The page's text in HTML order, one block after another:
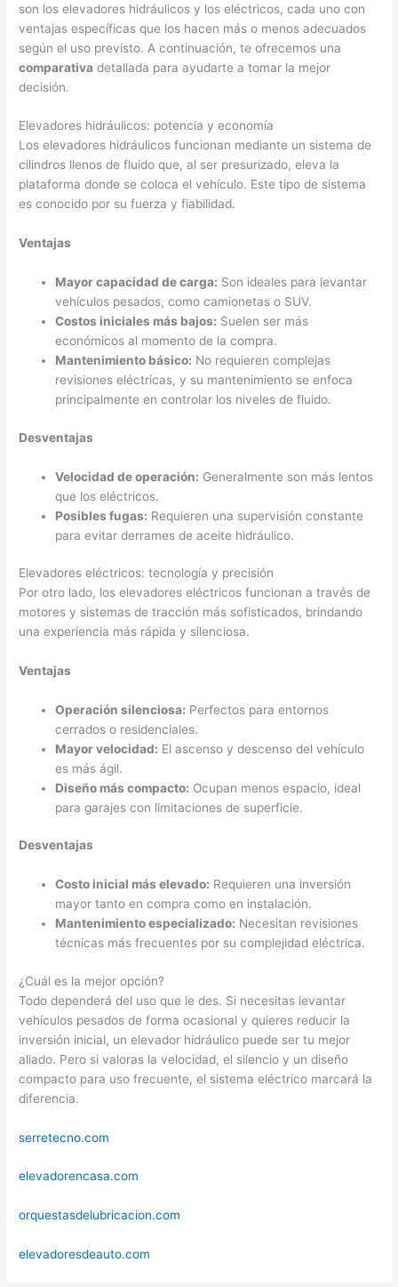
son los elevadores hidráulicos y los eléctricos, cada uno con
ventajas específicas que los hacen más o menos adecuados
según el uso previsto. A continuación, te ofrecemos una
comparativa detallada para ayudarte a tomar la mejor
decisión.
Elevadores hidráulicos: potencia y economía
Los elevadores hidráulicos funcionan mediante un sistema de
cilindros llenos de fluido que, al ser presurizado, eleva la
plataforma donde se coloca el vehículo. Este tipo de sistema
es conocido por su fuerza y fiabilidad.
Ventajas
Mayor capacidad de carga: Son ideales para levantar
vehículos pesados, como camionetas o SUV.
Costos iniciales más bajos: Suelen ser más
económicos al momento de la compra.
Mantenimiento básico: No requieren complejas
revisiones eléctricas, y su mantenimiento se enfoca
principalmente en controlar los niveles de fluido.
Desventajas
Velocidad de operación: Generalmente son más lentos
que los eléctricos.
Posibles fugas: Requieren una supervisión constante
para evitar derrames de aceite hidráulico.
Elevadores eléctricos: tecnología y precisión
Por otro lado, los elevadores eléctricos funcionan a través de
motores y sistemas de tracción más sofisticados, brindando
una experiencia más rápida y silenciosa.
Ventajas
Operación silenciosa: Perfectos para entornos
cerrados o residenciales.
Mayor velocidad: El ascenso y descenso del vehículo
es más ágil.
Diseño más compacto: Ocupan menos espacio, ideal
para garajes con limitaciones de superficie.
Desventajas
Costo inicial más elevado: Requieren una inversión
mayor tanto en compra como en instalación.
Mantenimiento especializado: Necesitan revisiones
técnicas más frecuentes por su complejidad eléctrica.
¿Cuál es la mejor opción?
Todo dependerá del uso que le des. Si necesitas levantar
vehículos pesados de forma ocasional y quieres reducir la
inversión inicial, un elevador hidráulico puede ser tu mejor
aliado. Pero si valoras la velocidad, el silencio y un diseño
compacto para uso frecuente, el sistema eléctrico marcará la
diferencia.
serretecno.com
elevadorencasa.com
orquestasdelubricacion.com
elevadoresdeauto.com